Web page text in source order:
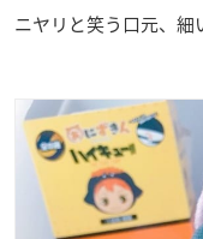
ニヤリと笑う口元、